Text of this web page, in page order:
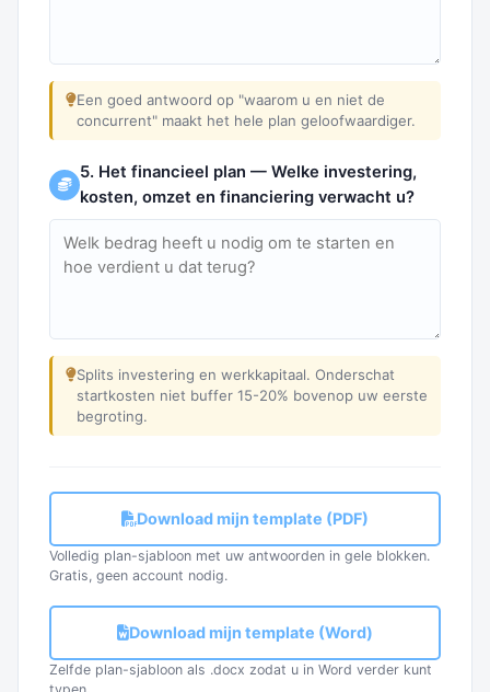
Een goed antwoord op "waarom u en niet de
concurrent" maakt het hele plan geloofwaardiger.
5. Het financieel plan — Welke investering,
kosten, omzet en financiering verwacht u?
Splits investering en werkkapitaal. Onderschat
startkosten niet buffer 15-20% bovenop uw eerste
begroting.
Download mijn template (PDF)
Volledig plan-sjabloon met uw antwoorden in gele blokken.
Gratis, geen account nodig.
Download mijn template (Word)
Zelfde plan-sjabloon als .docx zodat u in Word verder kunt